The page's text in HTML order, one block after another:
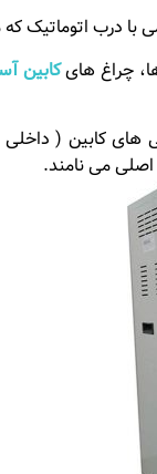
اتوماتیک که موتور
چراغ هایکابین
اصلی می نامند.